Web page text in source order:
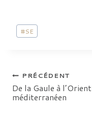
Étiquettes
de
#SE
Navigation
de
PRÉCÉDENT
De la Gaule à l’Orient
méditerranéen